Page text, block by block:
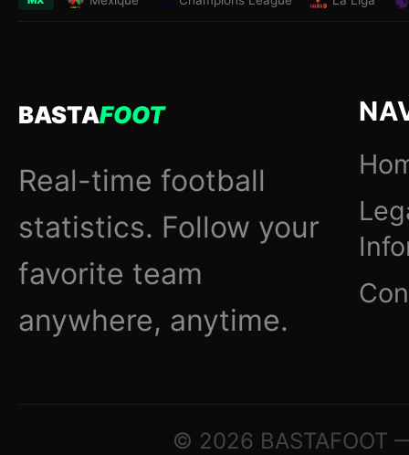
BASTAFOOT
Real-time football
statistics. Follow your
favorite team
anywhere, anytime.
© 2026